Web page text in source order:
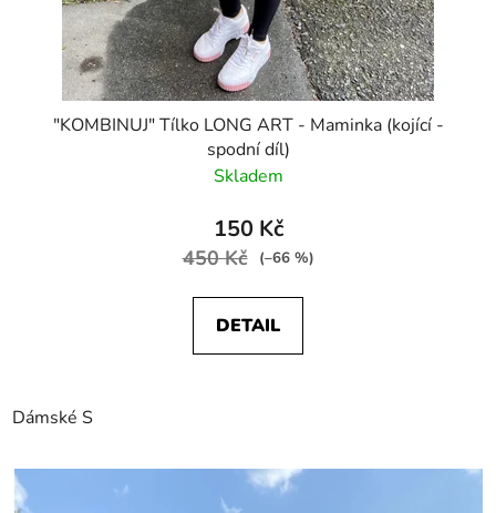
"KOMBINUJ" Tílko LONG ART - Maminka (kojící -
spodní díl)
Skladem
150 Kč
450 Kč (–66 %)
DETAIL
Dámské S